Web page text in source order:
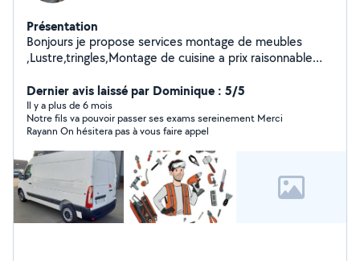
Présentation
Bonjours je propose services montage de meubles
,Lustre,tringles,Montage de cuisine a prix raisonnable
Dernier avis laissé par Dominique : 5/5
Il y a plus de 6 mois
Notre fils va pouvoir passer ses exams sereinement Merci
Rayann On hésitera pas à vous faire appel